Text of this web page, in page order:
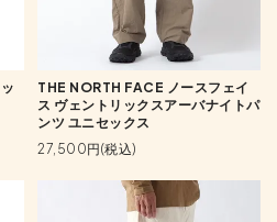
THE NORTH FACE ノースフェイ
ス ヴェントリックスアーバナイトパ
ンツ ユニセックス
27,500円(税込)